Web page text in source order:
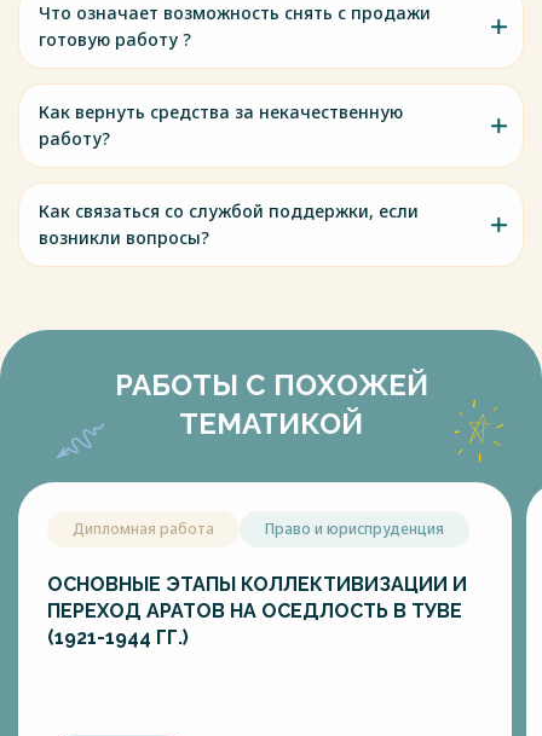
Что означает возможность снять с продажи
готовую работу ?
Как вернуть средства за некачественную
работу?
Как связаться со службой поддержки, если
возникли вопросы?
РАБОТЫ С ПОХОЖЕЙ
ТЕМАТИКОЙ
Дипломная работа Право и юриспруденция
ОСНОВНЫЕ ЭТАПЫ КОЛЛЕКТИВИЗАЦИИ И
ПЕРЕХОД АРАТОВ НА ОСЕДЛОСТЬ В ТУВЕ
(1921-1944 ГГ.)